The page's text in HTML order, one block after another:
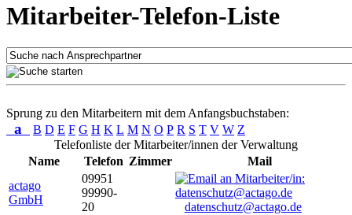
Mitarbeiter-Telefon-Liste
Sprung zu den Mitarbeitern mit dem Anfangsbuchstaben:
a B D E F G H K L M N O P R S T V W Z
Telefonliste der Mitarbeiter/innen der Verwaltung
Name
Telefon Zimmer
Mail
actago
GmbH
09951
99990-
20
datenschutz@actago.de